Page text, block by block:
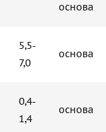
основа
5,5-
7,0
основа
0,4-
1,4
основа